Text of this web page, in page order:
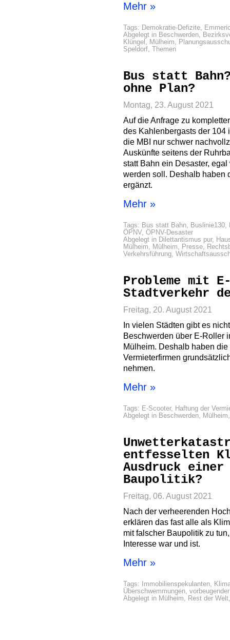
Mehr »
Tags: Demokratie-Defizite,
Abgelegt in Beschwerden,
Klüngel , Mülheim,
Speldorf, Themen
Bus statt
ohne Plan?
Montag, 23. August 2021
Auf die Anfrage zu
des Kahlenbergasts der 104
die MBI nur schwer
Auskünfte seitens der
statt Bahn ein Desaster,
werden soll. Deshalb haben
ergänzt.
Mehr »
Tags: Bus statt Bahn, Buslinie130,
ÖPNV, ÖPNV-Desaster
Abgelegt in Dilettantismus pur,
Mülheim, Mülheim, Presse,
Verkehrsführung,
Probleme mit
Stadtverkehr
Freitag, 20. August 2021
In vielen Städten gibt es
Beschwerden über E-Roller
Mülheim. Deshalb haben
Vermieterfirmen
nehmen.
Mehr »
Tags: E-Scooter, Haftung der
Abgelegt in Beschwerden, Mülheim
entfesselten
Ausdruck
Baupolitik?
Freitag, 06. August 2021
Nach der verheerenden
erklären das fast alle als
mit falscher Baupolitik zu
Interesse war und ist.
Mehr »
Tags: Immobilienspekulanten,
Überschwemmungen,
Abgelegt in Mülheim, Rest der Welt